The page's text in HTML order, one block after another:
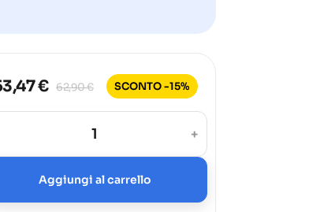
€ 62,90 € SCONTO -15%
+
Aggiungi al carrello